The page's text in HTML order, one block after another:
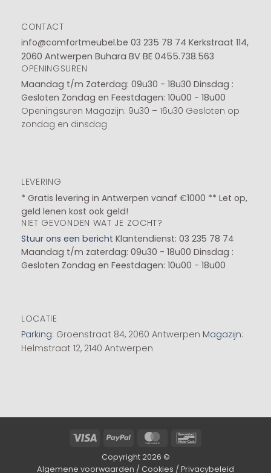
CONTACT
info@comfortmeubel.be 03 235 78 74 Kerkstraat 114,
2060 Antwerpen Buhara BV BE 0455.738.563
OPENINGSUREN
Maandag t/m Zaterdag: 09u30 - 18u30 Dinsdag :
Gesloten Zondag en Feestdagen: 10u00 - 18u00
Openingsuren Magazijn: 9u30 – 16u30 Gesloten op
zondag en dinsdag
LEVERING
* Gratis levering in Antwerpen vanaf €1000 ** Let op,
geld lenen kost ook geld!
NIET GEVONDEN WAT JE ZOCHT?
Stuur ons een bericht Klantendienst: 03 235 78 74
Maandag t/m zaterdag: 09u30 - 18u00 Dinsdag :
Gesloten Zondag en Feestdagen: 10u00 - 18u00
LOCATIE
Parking: Groenstraat 84, 2060 Antwerpen Magazijn:
Helmstraat 12, 2140 Antwerpen
Visa PayPal MasterCard
Copyright 2026 ©
Algemene voorwaarden / Cookies / Privacybeleid